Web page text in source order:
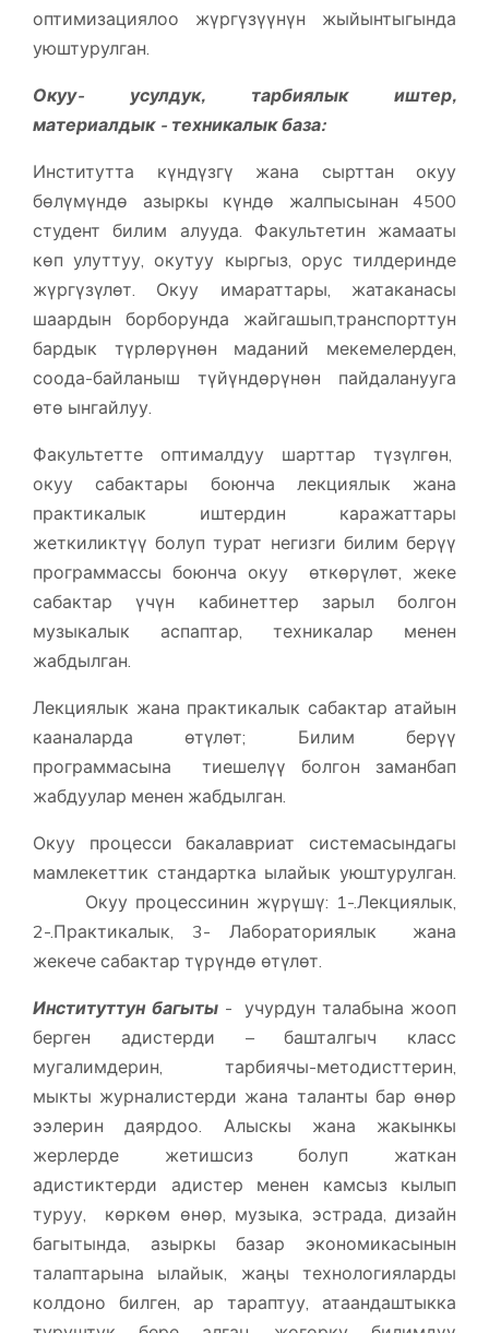
оптимизациялоо жүргүзүүнүн жыйынтыгында
уюштурулган.
Окуу- усулдук, тарбиялык иштер,
материалдык - техникалык база:
Институтта күндүзгү жана сырттан окуу
бөлүмүндө азыркы күндө жалпысынан 4500
студент билим алууда. Факультетин жамааты
көп улуттуу, окутуу кыргыз, орус тилдеринде
жүргүзүлөт. Окуу имараттары, жатаканасы
шаардын борборунда жайгашып,транспорттун
бардык түрлөрүнөн маданий мекемелерден,
соода-байланыш түйүндөрүнөн пайдаланууга
өтө ынгайлуу.
Факультетте оптималдуу шарттар түзүлгөн,
окуу сабактары боюнча лекциялык жана
практикалык иштердин каражаттары
жеткиликтүү болуп турат негизги билим берүү
программассы боюнча окуу өткөрүлөт, жеке
сабактар ​​үчүн кабинеттер зарыл болгон
музыкалык аспаптар, техникалар менен
жабдылган.
Лекциялык жана практикалык сабактар атайын
кааналарда өтүлөт; Билим берүү
программасына тиешелүү болгон заманбап
жабдуулар менен жабдылган.
Окуу процесси бакалавриат системасындагы
мамлекеттик стандартка ылайык уюштурулган.
Окуу процессинин жүрүшү: 1-.Лекциялык,
2-.Практикалык, 3- Лабораториялык жана
жекече сабактар түрүндө өтүлөт.
Институттун багыты- учурдун талабына жооп
берген адистерди – башталгыч класс
мугалимдерин, тарбиячы-методисттерин,
мыкты журналистерди жана таланты бар өнөр
ээлерин даярдоо. Алыскы жана жакынкы
жерлерде жетишсиз болуп жаткан
адистиктерди адистер менен камсыз кылып
туруу, көркөм өнөр, музыка, эстрада, дизайн
багытында, азыркы базар экономикасынын
талаптарына ылайык, жаңы технологияларды
колдоно билген, ар тараптуу, атаандаштыкка